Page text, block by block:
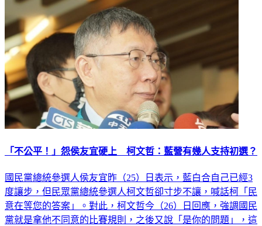
「不公平！」怨侯友宜硬上 柯文哲：藍營有幾人支持初選？
國民黨總統參選人侯友宜昨（25）日表示，藍白合自己已經3
度讓步，但民眾黨總統參選人柯文哲卻寸步不讓，喊話柯「民
意在等您的答案」。對此，柯文哲今（26）日回應，強調國民
黨就是拿他不同意的比賽規則，之後又說「是你的問題」，這